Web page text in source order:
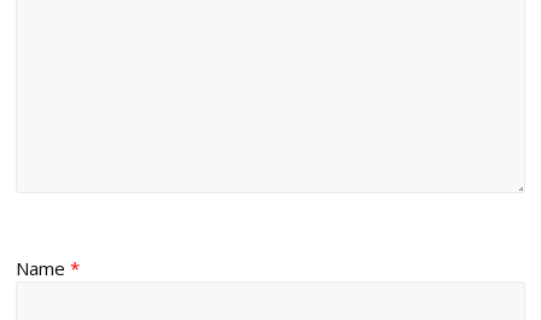
Name*